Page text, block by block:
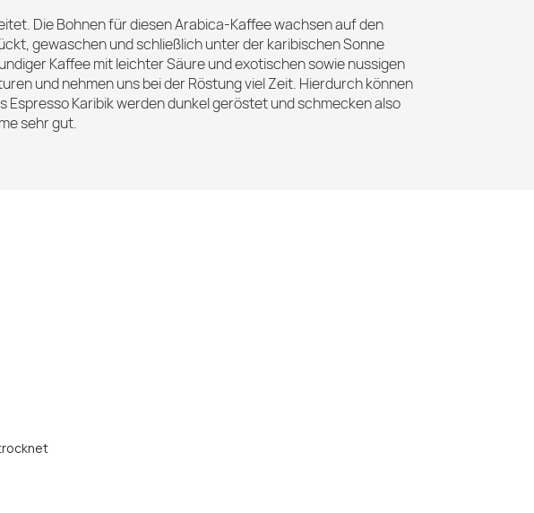
Die Bohnen für diesen Arabica-Kaffee wachsen auf den
gewaschen und schließlich unter der karibischen Sonne
Kaffee mit leichter Säure und exotischen sowie nussigen
und nehmen uns bei der Röstung viel Zeit. Hierdurch können
Karibik werden dunkel geröstet und schmecken also
sehr gut.